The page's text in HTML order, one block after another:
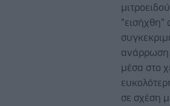
"εισήχθη"
ανάρρωση
μέσα στο
σε σχέση